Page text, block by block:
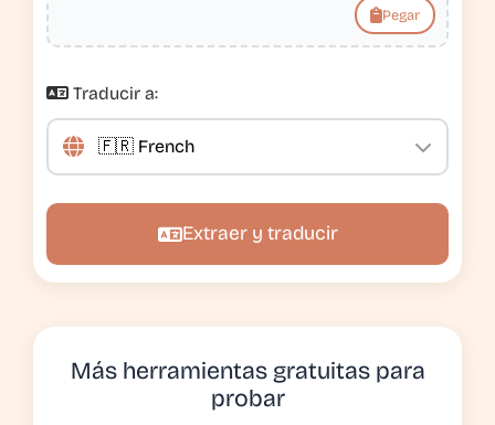
Pegar
Traducir a:
Extraer y traducir
Más herramientas gratuitas para
probar